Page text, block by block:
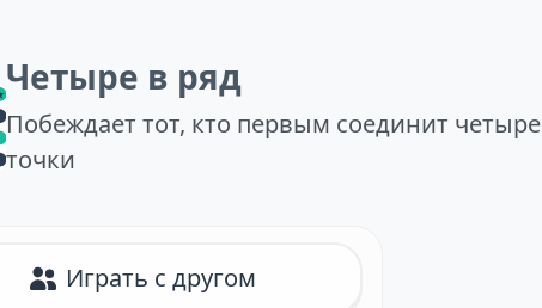
Четыре в ряд
Побеждает тот, кто первым соединит четыре
точки
Играть с другом